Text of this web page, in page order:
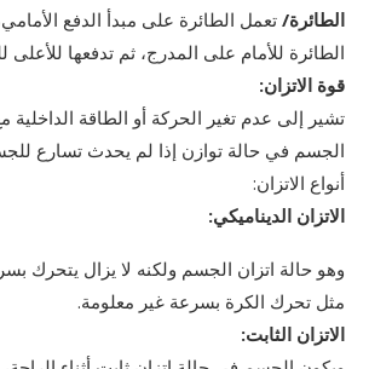
الطائرة/ تعمل الطائرة على مبدأ الدفع
الطائرة للأمام على المدرج، ثم تدفعها للأعلى
قوة الاتزان:
تشير إلى عدم تغير الحركة أو الطاقة الداخلية
الجسم في حالة توازن إذا لم يحدث تسارع
أنواع الاتزان:
الاتزان الديناميكي:
وهو حالة اتزان الجسم ولكنه لا يزال يتحرك
مثل تحرك الكرة بسرعة غير معلومة.
الاتزان الثابت: